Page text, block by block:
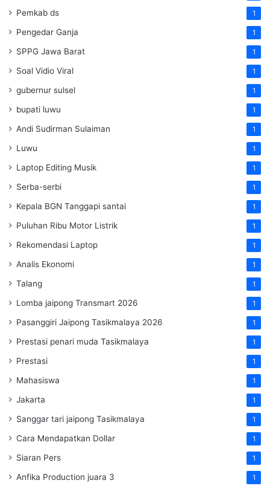
Pemkab ds 1
Pengedar Ganja 1
SPPG Jawa Barat 1
Soal Vidio Viral 1
gubernur sulsel 1
bupati luwu 1
Andi Sudirman Sulaiman 1
Luwu 1
Laptop Editing Musik 1
Serba-serbi 1
Kepala BGN Tanggapi santai 1
Puluhan Ribu Motor Listrik 1
Rekomendasi Laptop 1
Analis Ekonomi 1
Talang 1
Lomba jaipong Transmart 2026 1
Pasanggiri Jaipong Tasikmalaya 2026 1
Prestasi penari muda Tasikmalaya 1
Prestasi 1
Mahasiswa 1
Jakarta 1
Sanggar tari jaipong Tasikmalaya 1
Cara Mendapatkan Dollar 1
Siaran Pers 1
Anfika Production juara 3 1